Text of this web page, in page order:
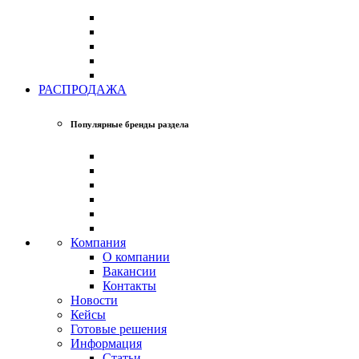
РАСПРОДАЖА
Популярные бренды раздела
Компания
О компании
Вакансии
Контакты
Новости
Кейсы
Готовые решения
Информация